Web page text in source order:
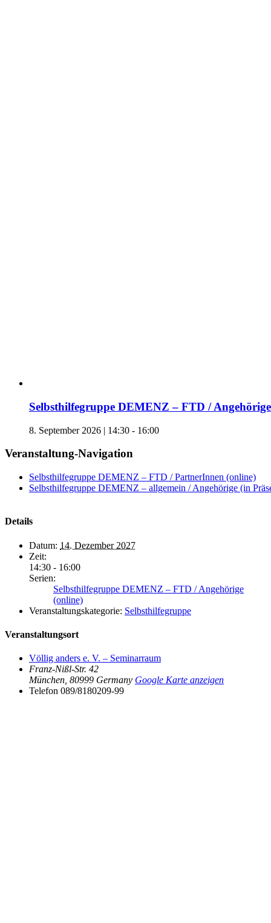
Selbsthilfegruppe DEMENZ – FTD /
8. September 2026 | 14:30 - 16:00
Veranstaltung-Navigation
Selbsthilfegruppe DEMENZ – FTD / PartnerInnen (online)
Selbsthilfegruppe DEMENZ – allgemein / Angehörige (in
Details
Datum: 14. Dezember 2027
Zeit:
14:30 - 16:00
Serien:
Selbsthilfegruppe DEMENZ – FTD / Angehörige
(online)
Veranstaltungskategorie: Selbsthilfegruppe
Veranstaltungsort
Völlig anders e. V. – Seminarraum
Franz-Nißl-Str. 42
München 80999 Germany Google Karte anzeigen
Telefon 089/8180209-99